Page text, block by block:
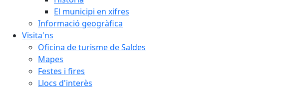
El municipi en xifres
Informació geogràfica
Visita'ns
Oficina de turisme de Saldes
Mapes
Festes i fires
Llocs d'interès